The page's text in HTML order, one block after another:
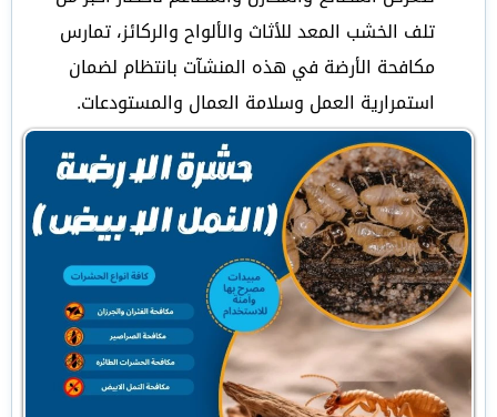
تلف الخشب المعد للأثاث والألواح والركائز، تمارس
مكافحة الأرضة في هذه المنشآت بانتظام لضمان
استمرارية العمل وسلامة العمال والمستودعات.